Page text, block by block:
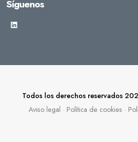
Síguenos
Todos los derechos reservados
Aviso legal · Política de cookies ·